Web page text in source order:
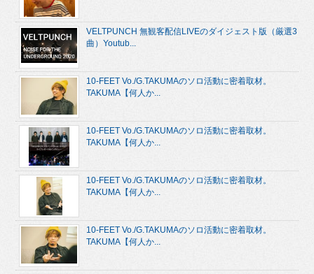
VELTPUNCH 無観客配信LIVEのダイジェスト版（厳選3
曲）Youtub...
10-FEET Vo./G.TAKUMAのソロ活動に密着取材。
TAKUMA【何人か...
10-FEET Vo./G.TAKUMAのソロ活動に密着取材。
TAKUMA【何人か...
10-FEET Vo./G.TAKUMAのソロ活動に密着取材。
TAKUMA【何人か...
10-FEET Vo./G.TAKUMAのソロ活動に密着取材。
TAKUMA【何人か...